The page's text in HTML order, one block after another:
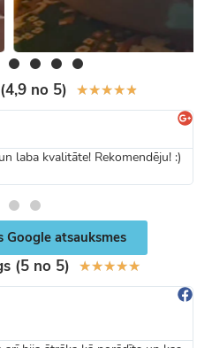
no 5) ★★★★★
laba kvalitāte! Rekomendēju! :)
Google atsauksmes
(5 no 5) ★★★★★